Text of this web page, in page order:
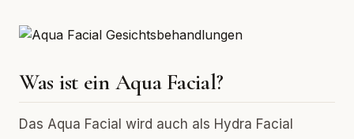
Was ist ein Aqua Facial?
Das Aqua Facial wird auch als Hydra Facial